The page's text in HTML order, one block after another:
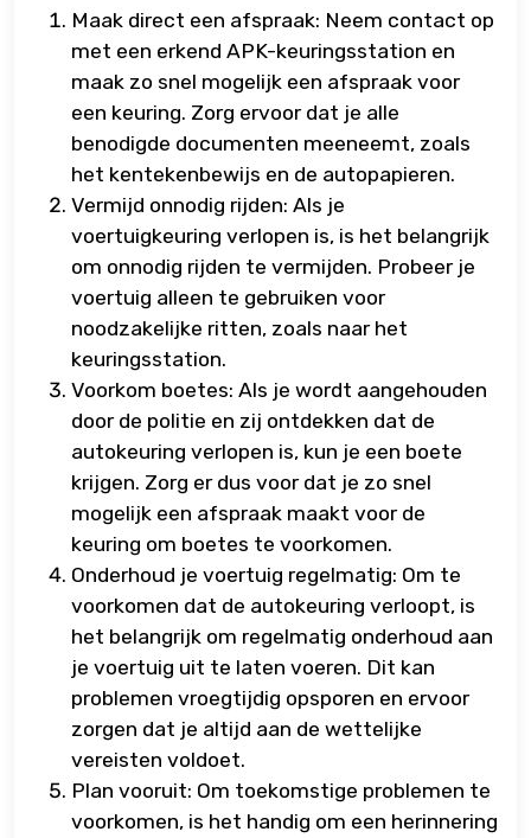
Maak direct een afspraak: Neem contact op
met een erkend APK-keuringsstation en
maak zo snel mogelijk een afspraak voor
een keuring. Zorg ervoor dat je alle
benodigde documenten meeneemt, zoals
het kentekenbewijs en de autopapieren.
Vermijd onnodig rijden: Als je
voertuigkeuring verlopen is, is het belangrijk
om onnodig rijden te vermijden. Probeer je
voertuig alleen te gebruiken voor
noodzakelijke ritten, zoals naar het
keuringsstation.
Voorkom boetes: Als je wordt aangehouden
door de politie en zij ontdekken dat de
autokeuring verlopen is, kun je een boete
krijgen. Zorg er dus voor dat je zo snel
mogelijk een afspraak maakt voor de
keuring om boetes te voorkomen.
Onderhoud je voertuig regelmatig: Om te
voorkomen dat de autokeuring verloopt, is
het belangrijk om regelmatig onderhoud aan
je voertuig uit te laten voeren. Dit kan
problemen vroegtijdig opsporen en ervoor
zorgen dat je altijd aan de wettelijke
vereisten voldoet.
Plan vooruit: Om toekomstige problemen te
voorkomen, is het handig om een herinnering